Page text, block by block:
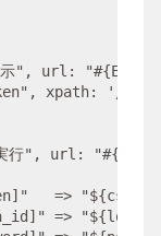
" , url : "#{ENV
" , xpath: '
行" , url : "#{
"
   =>
"${csrf-
" => "